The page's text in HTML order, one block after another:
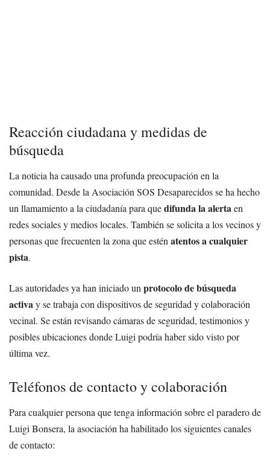
Reacción ciudadana y medidas de
búsqueda
La noticia ha causado una profunda preocupación en la
comunidad. Desde la Asociación SOS Desaparecidos se ha hecho
un llamamiento a la ciudadanía para quedifunda la alerta en
redes sociales y medios locales. También se solicita a los vecinos y
personas que frecuenten la zona que estén atentos a cualquier
pista.
Las autoridades ya han iniciado un protocolo de búsqueda
activa y se trabaja con dispositivos de seguridad y colaboración
vecinal. Se están revisando cámaras de seguridad, testimonios y
posibles ubicaciones donde Luigi podría haber sido visto por
última vez.
Teléfonos de contacto y colaboración
Para cualquier persona que tenga información sobre el paradero de
Luigi Bonsera, la asociación ha habilitado los siguientes canales
de contacto: